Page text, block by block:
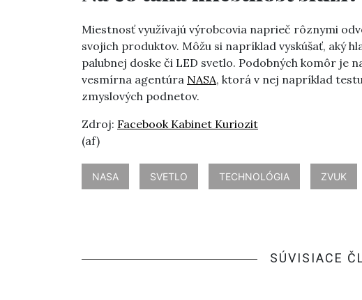
Miestnosť využívajú výrobcovia naprieč rôznymi
svojich produktov. Môžu si napríklad vyskúšať, aký
palubnej doske či LED svetlo. Podobných komôr je
vesmírna agentúra NASA, ktorá v nej napríklad
zmyslových podnetov.
Zdroj: Facebook Kabinet Kuriozit
(af)
NASA SVETLO TECHNOLÓGIA ZVUK
SÚVISIACE